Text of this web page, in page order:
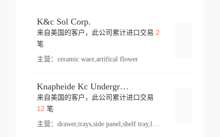
K&c Sol Corp.
来自美国的客户，此公司累计进口交易 2
笔
主营： ceramic ware,artifical flower
Knapheide Kc Underground
来自美国的客户，此公司累计进口交易
12 笔
主营：